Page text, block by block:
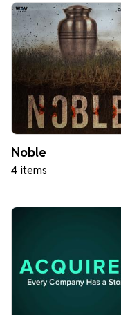
Noble
4 items